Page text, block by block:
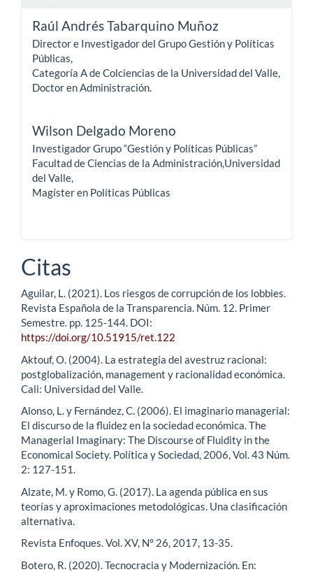
Raúl Andrés Tabarquino Muñoz
Director e Investigador del Grupo Gestión y Políticas
Públicas,
Categoría A de Colciencias de la Universidad del Valle,
Doctor en Administración.
Wilson Delgado Moreno
Investigador Grupo “Gestión y Políticas Públicas”
Facultad de Ciencias de la Administración,Universidad
del Valle,
Magíster en Políticas Públicas
Citas
Aguilar, L. (2021). Los riesgos de corrupción de los lobbies.
Revista Española de la Transparencia. Núm. 12. Primer
Semestre. pp. 125-144. DOI:
https://doi.org/10.51915/ret.122
Aktouf, O. (2004). La estrategia del avestruz racional:
postglobalización, management y racionalidad económica.
Cali: Universidad del Valle.
Alonso, L. y Fernández, C. (2006). El imaginario managerial:
El discurso de la fluidez en la sociedad económica. The
Managerial Imaginary: The Discourse of Fluidity in the
Economical Society. Política y Sociedad, 2006, Vol. 43 Núm.
2: 127-151.
Alzate, M. y Romo, G. (2017). La agenda pública en sus
teorías y aproximaciones metodológicas. Una clasificación
alternativa.
Revista Enfoques. Vol. XV, N° 26, 2017, 13-35.
Botero, R. (2020). Tecnocracia y Modernización. En: